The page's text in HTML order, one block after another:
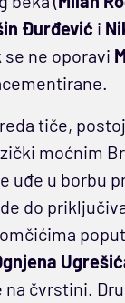
Đurđević i
ne oporavi
tiče,
moćnim
uđe u borbu
do
poput
čvrstini.